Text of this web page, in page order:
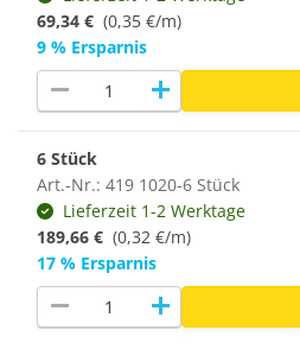
69,34 € (0,35 €/m)
9 % Ersparnis
remove add
6 Stück
Art.-Nr.: 419 1020-6 Stück
Lieferzeit 1-2 Werktage
189,66 € (0,32 €/m)
17 % Ersparnis
remove add